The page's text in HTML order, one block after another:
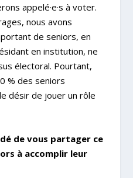
appelé·e·s à voter.
nous avons
de seniors, en
en institution, ne
électoral. Pourtant,
% des seniors
désir de jouer un rôle
de vous partager ce
à accomplir leur